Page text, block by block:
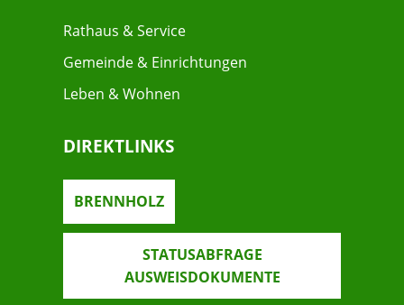
Rathaus & Service
Gemeinde & Einrichtungen
Leben & Wohnen
DIREKTLINKS
BRENNHOLZ
STATUSABFRAGE
AUSWEISDOKUMENTE